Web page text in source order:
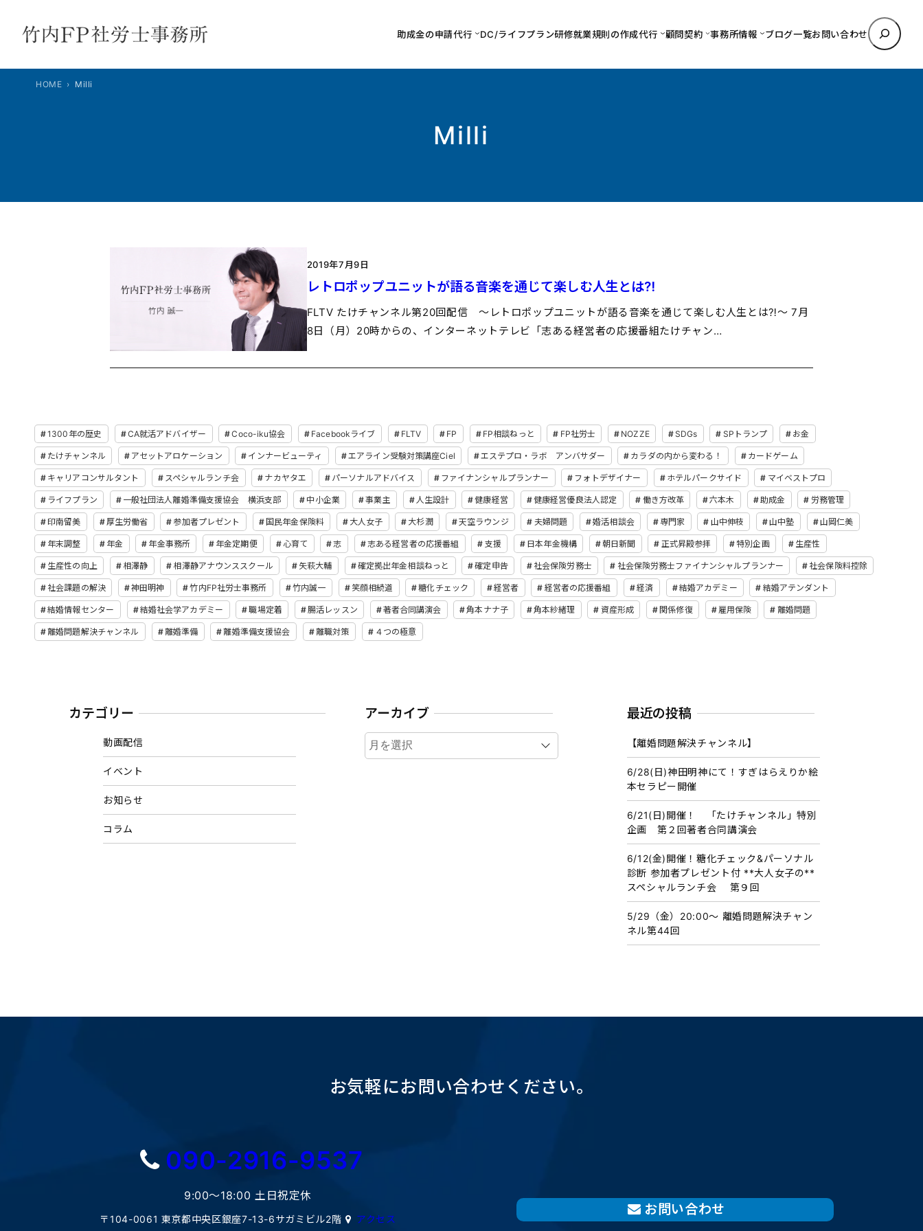
ス
助成金の申請代行 DC/ライフプラン研修就業規則の作成代行 顧問契約 事務所情報 ブログ一覧お問い合わせ
検
索
Milli
HOME Milli
2019年7月9日
レトロポップユニットが語る音楽を通じて楽しむ人生とは⁈
FLTV たけチャンネル第20回配信 〜レトロポップユニットが語る音楽を通じて楽しむ人生とは⁈〜 7月
8日（月）20時からの、インターネットテレビ「志ある経営者の応援番組たけチャン…
1300年の歴史 CA就活アドバイザー Coco-iku協会 Facebookライブ FLTV FP FP相談ねっと FP社労士 NOZZE SDGs SPトランプ お金
たけチャンネル アセットアロケーション インナービューティ エアライン受験対策講座Ciel エステプロ・ラボ アンバサダー カラダの内から変わる！ カードゲーム
キャリアコンサルタント スペシャルランチ会 ナカヤタエ パーソナルアドバイス ファイナンシャルプランナー フォトデザイナー ホテルパークサイド マイベストプロ
ライフプラン 一般社団法人離婚準備支援協会 横浜支部 中小企業 事業主 人生設計 健康経営 健康経営優良法人認定 働き方改革 六本木 助成金 労務管理
印南留美 厚生労働省 参加者プレゼント 国民年金保険料 大人女子 大杉潤 天空ラウンジ 夫婦問題 婚活相談会 専門家 山中伸枝 山中塾 山岡仁美
年末調整 年金 年金事務所 年金定期便 心育て 志 志ある経営者の応援番組 支援 日本年金機構 朝日新聞 正式昇殿参拝 特別企画 生産性
生産性の向上 相澤静 相澤静アナウンススクール 矢萩大輔 確定拠出年金相談ねっと 確定申告 社会保険労務士 社会保険労務士ファイナンシャルプランナー 社会保険料控除
社会課題の解決 神田明神 竹内FP社労士事務所 竹内誠一 笑顔相続道 糖化チェック 経営者 経営者の応援番組 経済 結婚アカデミー 結婚アテンダント
結婚情報センター 結婚社会学アカデミー 職場定着 腸活レッスン 著者合同講演会 角本ナナ子 角本紗緒理 資産形成 関係修復 雇用保険 離婚問題
離婚問題解決チャンネル 離婚準備 離婚準備支援協会 離職対策 ４つの極意
カテゴリー
動画配信
イベント
お知らせ
コラム
アーカイブ
ア
ー
最近の投稿
【離婚問題解決チャンネル】
6/28(日)神田明神にて！すぎはらえりか絵
本セラピー開催
6/21(日)開催！ 「たけチャンネル」特別
企画 第２回著者合同講演会
6/12(金)開催！糖化チェック&パーソナル
診断 参加者プレゼント付 **大人女子の**
スペシャルランチ会 第９回
5/29（金）20:00〜 離婚問題解決チャン
ネル第44回
お気軽にお問い合わせください。
090-2916-9537
9:00〜18:00 土日祝定休
〒104-0061 東京都中央区銀座7-13-6サガミビル2階 アクセス
お問い合わせ